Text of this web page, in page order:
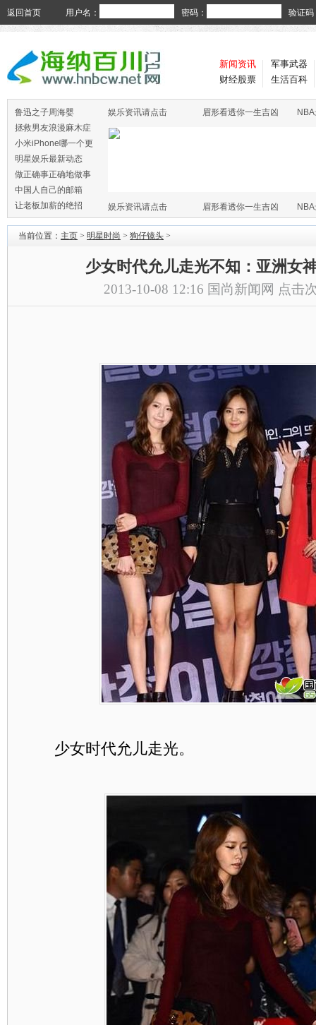
返回首页 用户名： 密码： 验证码
新闻资讯
财经股票
军事武器
生活百科
鲁迅之子周海婴
拯救男友浪漫麻木症
小米iPhone哪一个更
火
明星娱乐最新动态
做正确事正确地做事
中国人自己的邮箱
让老板加薪的绝招
娱乐资讯请点击 眉形看透你一生吉凶
娱乐资讯请点击 眉形看透你一生吉凶
当前位置： 主页 > 明星时尚 > 狗仔镜头 >
少女时代允儿走光不知：亚洲女
2013-10-08 12:16 国尚新闻网 点击
少女时代允儿走光。